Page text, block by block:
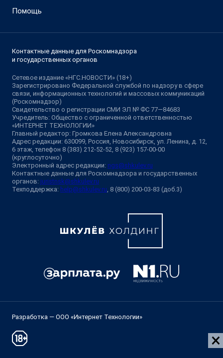
Помощь
Контактные данные для Роскомнадзора
и государственных органов
Сетевое издание «НГС.НОВОСТИ» (18+)
Зарегистрировано Федеральной службой по надзору в сфере
связи, информационных технологий и массовых коммуникаций
(Роскомнадзор)
Свидетельство о регистрации СМИ ЭЛ № ФС 77—84683
Учредитель: Общество с ограниченной ответственностью
«ИНТЕРНЕТ ТЕХНОЛОГИИ»
Главный редактор: Громкова Елена Александровна
Адрес редакции: 630099, Россия, Новосибирск, ул. Ленина, д. 12,
6 этаж, телефон 8 (383) 212-52-52, 8 (923) 157-00-00
(круглосуточно)
Электронный адрес редакции: ngs@shkulev.ru
Контактные данные для Роскомнадзора и государственных
органов: juristnsk@shkulev.ru
Техподдержка: help@shkulev.ru , 8 (800) 200-03-83 (доб.3)
Разработка — ООО «Интернет Технологии»